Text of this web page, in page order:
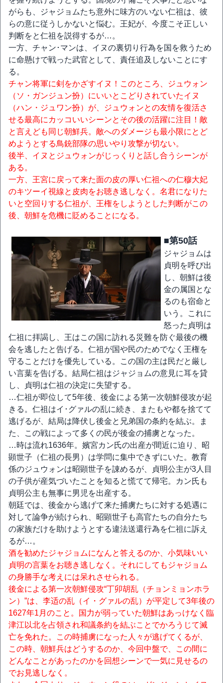
がらも、ジャジョムたち意外に味方のいない仁祖は、彼
らの意に従うしかないと悩む。王妃が、今度こそ正しい
判断をと仁祖を説得するが…。
一方、チャン･マンは、イヌの裏切り行為を国を救うため
に命懸けで戦った武官として、責任追及しないことにす
る。
チャン将軍に剣をかざすイヌ！このところ、ジュウォン
（ソ・ガンジュン扮）にいいとこどりされていたイヌ
（ハン・ジュワン扮）が、ジュウォンとの友情を復活さ
せる最高にカッコいいシーンとその後の活躍に注目！敵
と言えども同じ朝鮮兵。敵へのダメージも最小限にとど
めようとする鳥銃部隊の思いやり攻撃が切ない。
後半、イヌとジュウォンがじっくりと話し合うシーンが
ある。
一方、王宮に戻って来た面の皮の厚い仁祖への仁穆大妃
のキツーイ視線と皮肉をお聴き逃しなく。名君になりた
いと空回りする仁祖が、王権をしようとした判断がこの
後、朝鮮を危機に貶めることになる。
■第50話
ジャジョムは
貞明を呼び出
し、朝鮮は後
金の属国とな
るのも宿命と
いう。これに
怒った貞明は
仁祖に拝謁し、王はこの国に訪れる災難を防ぐ最後の機
会を逃したと告げる。仁祖が国や民のためでなく王権を
守ることだけを優先している。この国の主は民だと厳し
い言葉を告げる。結局仁祖はジャジョムの意見に耳を貸
し、貞明は仁祖の決定に失望する。
…仁祖が即位して5年後、後金による第一次朝鮮侵攻が起
きる。仁祖はイ･グァルの乱に続き、またもや都を捨てて
逃げるが、結局は降伏し後金と兄弟国の条約を結ぶ。ま
た、この戦によって多くの民が後金の捕虜となった。
…時は流れ1636年。嬪宮カン氏の出産が間近に迫り、昭
顕世子（仁祖の長男）は学問に集中できずにいた。教育
係のジュウォンは昭顕世子を諌めるが、貞明公主が3人目
の子供が産気づいたことを知ると慌てて帰宅。カン氏も
貞明公主も無事に男児を出産する。
朝廷では、後金から逃げて来た捕虜たちに対する処遇に
対して論争が続けられ、昭顕世子も高官たちの自分たち
の家族だけを助けようとする違法送還行為を仁祖に訴え
るが…。
酒を勧めたジャジョムになんと答えるのか、小気味いい
貞明の言葉をお聴き逃しなく。それにしてもジャジョム
の身勝手な考えには呆れさせられる。
後金による第一次朝鮮侵攻“丁卯胡乱（チョンミョンホラ
ン）”は、李适の乱（イ・グァルの乱）が平定して3年後の
1627年1月のこと。国力が弱っていた朝鮮はあっけなく臨
津江以北を占領され和議条約を結ぶことでかろうじて滅
亡を免れた。この時捕虜になった人々が逃げてくるが、
この時、朝鮮兵はどうするのか、今回中盤で、この間に
どんなことがあったのかを回想シーンで一気に見せるの
でお見逃しなく。